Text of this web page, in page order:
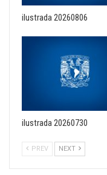
ilustrada 20260806
ilustrada 20260730
PREV NEXT